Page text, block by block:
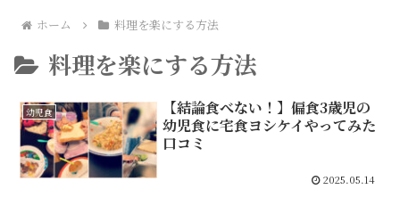
ホーム 料理を楽にする方法
料理を楽にする方法
幼児食
【結論食べない！】偏食3歳児の
幼児食に宅食ヨシケイやってみた
口コミ
2025.05.14